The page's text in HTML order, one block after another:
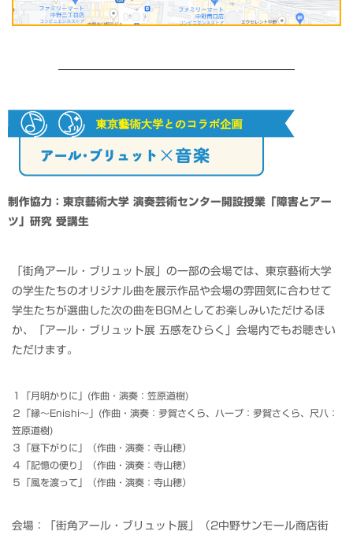
制作協力：東京藝術大学 演奏芸術センター開設授業「障害とアー
ツ」研究 受講生
「街角アール・ブリュット展」の一部の会場では、東京藝術大学
の学生たちのオリジナル曲を展示作品や会場の雰囲気に合わせて
学生たちが選曲した次の曲をBGMとしてお楽しみいただけるほ
か、「アール・ブリュット展 五感をひらく」会場内でもお聴きい
ただけます。
１「月明かりに」(作曲・演奏：笠原道樹)
２「縁～Enishi～」(作曲・演奏：夛賀さくら、ハープ：夛賀さくら、尺八：
笠原道樹)
３「昼下がりに」（作曲・演奏：寺山穂）
４「記憶の便り」（作曲・演奏：寺山穂）
５「風を渡って」（作曲・演奏：寺山穂）
会場：「街角アール・ブリュット展」（2中野サンモール商店街